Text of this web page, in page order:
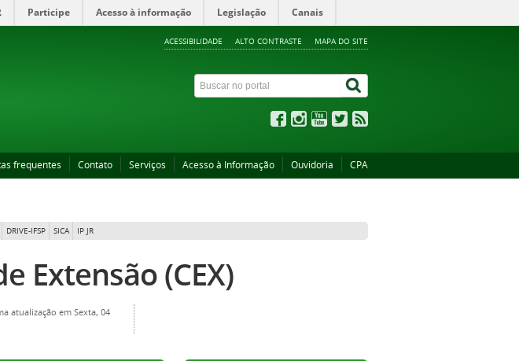
Participe Acesso à informação Legislação Canais
ACESSIBILIDADE ALTO CONTRASTE MAPA DO SITE
frequentes Contato Serviços Acesso à Informação Ouvidoria CPA
DRIVE-IFSP SICA IP JR
Extensão (CEX)
atualização em Sexta, 04